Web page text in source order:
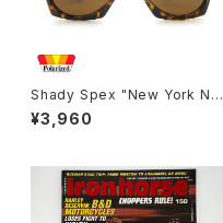
Shady Spex "New York Nig
ht Train-“Ready Teddy" su
nglasses, tortoise/Polariz
¥3,960